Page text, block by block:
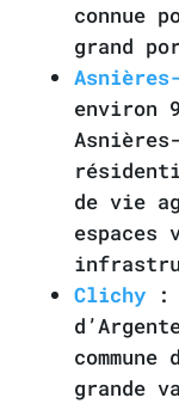
connue
grand
environ
de vie
espaces
Clichy:
grande